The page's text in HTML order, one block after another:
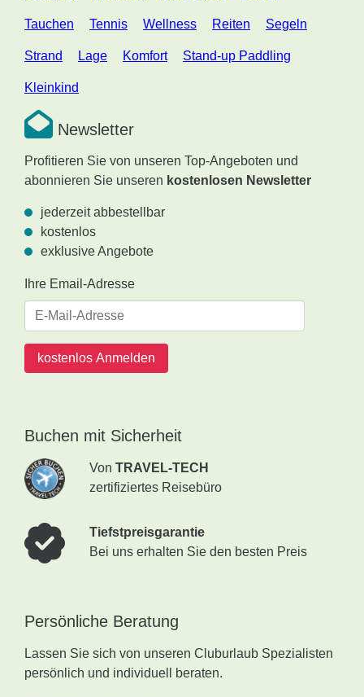
Tauchen Tennis Wellness Reiten Segeln
Strand Lage Komfort Stand-up Paddling
Kleinkind
Newsletter
Profitieren Sie von unseren Top-Angeboten und
abonnieren Sie unseren kostenlosen Newsletter
jederzeit abbestellbar
kostenlos
exklusive Angebote
Ihre Email-Adresse
kostenlos Anmelden
Buchen mit Sicherheit
Von TRAVEL-TECH
zertifiziertes Reisebüro
Tiefstpreisgarantie
Bei uns erhalten Sie den besten Preis
Persönliche Beratung
Lassen Sie sich von unseren Cluburlaub Spezialisten
persönlich und individuell beraten.